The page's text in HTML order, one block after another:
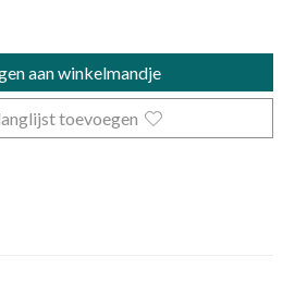
aan winkelmandje
toevoegen